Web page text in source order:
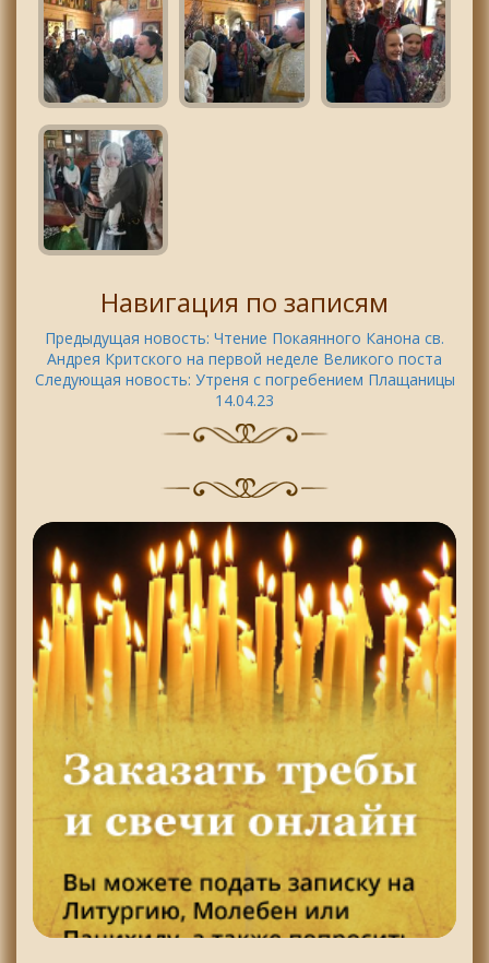
Навигация по записям
Предыдущая новость: Чтение Покаянного Канона св.
Андрея Критского на первой неделе Великого поста
Следующая новость: Утреня с погребением Плащаницы
14.04.23